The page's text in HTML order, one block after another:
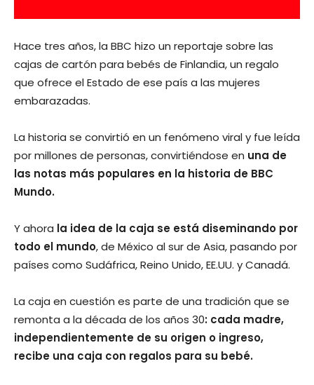
Hace tres años, la BBC hizo un reportaje sobre las
cajas de cartón para bebés de Finlandia, un regalo
que ofrece el Estado de ese país a las mujeres
embarazadas.
La historia se convirtió en un fenómeno viral y fue leída
por millones de personas, convirtiéndose en una de
las notas más populares en la historia de BBC
Mundo.
Y ahora la idea de la caja se está diseminando por
todo el mundo, de México al sur de Asia, pasando por
países como Sudáfrica, Reino Unido, EE.UU. y Canadá.
La caja en cuestión es parte de una tradición que se
remonta a la década de los años 30: cada madre,
independientemente de su origen o ingreso,
recibe una caja con regalos para su bebé.